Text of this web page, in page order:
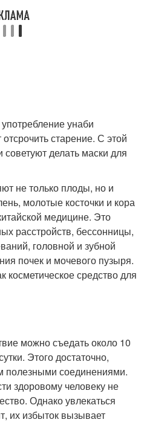
унаби
старение. С этой
делать маски для
не только плоды, но и
молотые косточки и кора
медицине. Это
расстройств, бессонницы,
головной и зубной
почек и мочевого пузыря.
средство для
можно съедать около 10
Этого достаточно,
полезными соединениями.
здоровому человеку не
Однако увлекаться
их избыток вызывает